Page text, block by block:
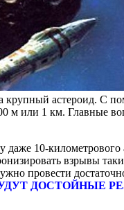
крупный астероид.
м или 1 км. Главные
10-
взрывы
провести
ДОСТОЙНЫЕ